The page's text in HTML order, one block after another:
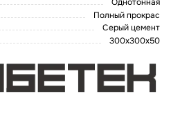
Однотонная
Полный прокрас
Серый цемент
300х300х50